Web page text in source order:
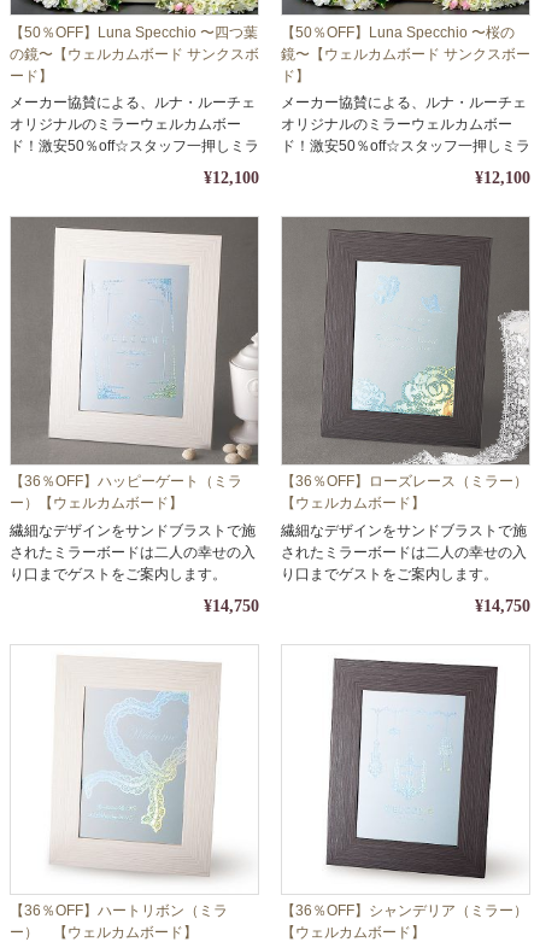
【50％OFF】Luna Specchio 〜四つ葉
の鏡〜【ウェルカムボード サンクスボ
ード】
メーカー協賛による、ルナ・ルーチェ
オリジナルのミラーウェルカムボー
ド！激安50％off☆スタッフ一押しミラ
¥12,100
【50％OFF】Luna Specchio 〜桜の
鏡〜【ウェルカムボード サンクスボー
ド】
メーカー協賛による、ルナ・ルーチェ
オリジナルのミラーウェルカムボー
ド！激安50％off☆スタッフ一押しミラ
¥12,100
【36％OFF】ハッピーゲート（ミラ
ー）【ウェルカムボード】
繊細なデザインをサンドブラストで施
されたミラーボードは二人の幸せの入
り口までゲストをご案内します。
¥14,750
【36％OFF】ローズレース（ミラー）
【ウェルカムボード】
繊細なデザインをサンドブラストで施
されたミラーボードは二人の幸せの入
り口までゲストをご案内します。
¥14,750
【36％OFF】ハートリボン（ミラ
ー） 【ウェルカムボード】
【36％OFF】シャンデリア（ミラー）
【ウェルカムボード】